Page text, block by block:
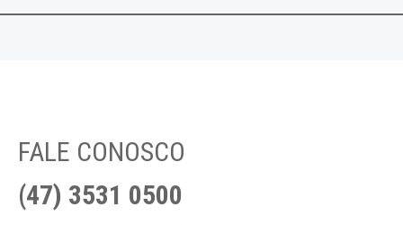
FALE CONOSCO
(47) 3531 0500